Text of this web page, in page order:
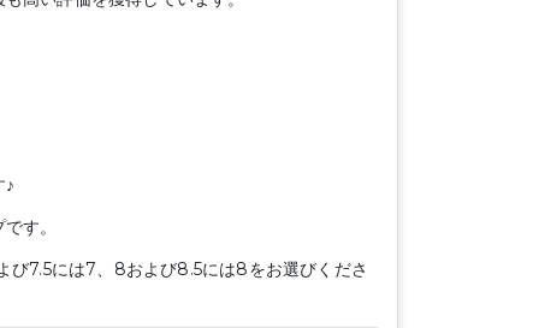
♪
す。
び7.5には7、8および8.5には8をお選びくださ